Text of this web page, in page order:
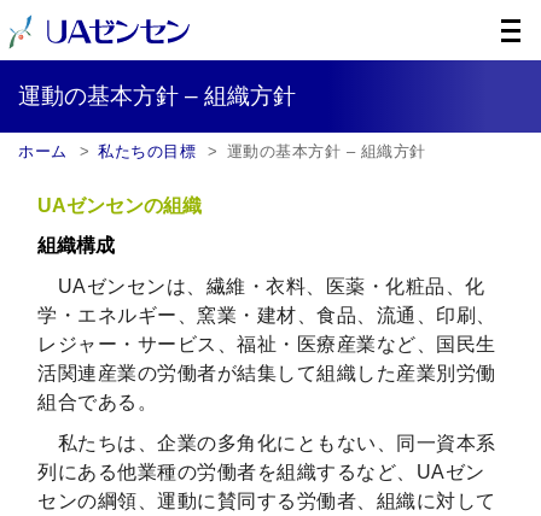
運動の基本方針 – 組織方針
ホーム 私たちの目標 運動の基本方針 – 組織方針
UAゼンセンの組織
組織構成
UAゼンセンは、繊維・衣料、医薬・化粧品、化
学・エネルギー、窯業・建材、食品、流通、印刷、
レジャー・サービス、福祉・医療産業など、国民生
活関連産業の労働者が結集して組織した産業別労働
組合である。
私たちは、企業の多角化にともない、同一資本系
列にある他業種の労働者を組織するなど、UAゼン
センの綱領、運動に賛同する労働者、組織に対して